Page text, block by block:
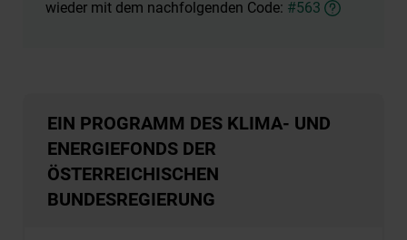
wieder mit dem nachfolgenden Code: #563
EIN PROGRAMM DES KLIMA- UND
ENERGIEFONDS DER
ÖSTERREICHISCHEN
BUNDESREGIERUNG